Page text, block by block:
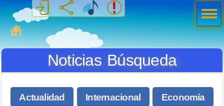
MiSabueso
Noticias Búsqueda
Actualidad Internacional Economía
Men
ú